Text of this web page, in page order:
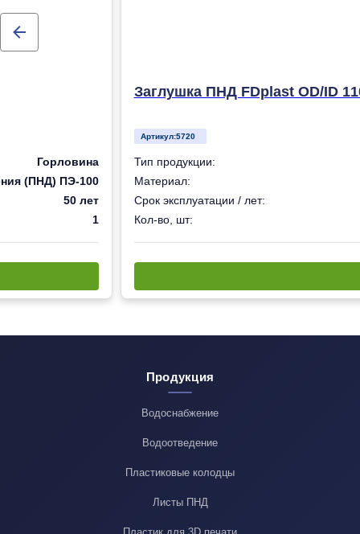
Горловина
(ПНД) ПЭ-100
50 лет
1
Заглушка ПНД FDplast OD/ID
Артикул:5720
Тип продукции:
Материал:
Срок эксплуатации / лет:
Кол-во, шт:
Продукция
Водоснабжение
Водоотведение
Пластиковые колодцы
Листы ПНД